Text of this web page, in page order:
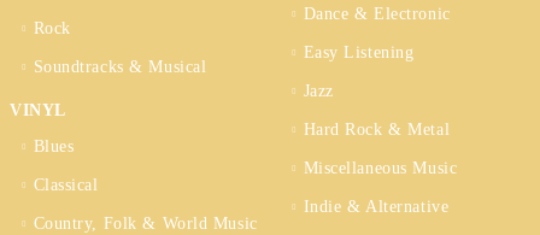
Rock
Soundtracks & Musical
VINYL
Blues
Classical
Country, Folk & World Music
Dance & Electronic
Easy Listening
Jazz
Hard Rock & Metal
Miscellaneous Music
Indie & Alternative